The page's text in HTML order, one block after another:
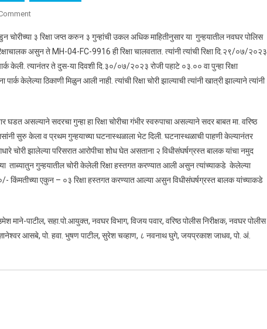
चोरीच्या ३ रिक्षा जप्त करुन ३ गुन्हांची उकल अधिक माहितीनुसार या गुन्हयातील नवघर पोलिस
असुन ते MH-04-FC-9916 ही रिक्षा चालवतात. त्यांनी त्यांची रिक्षा दि.२९/०७/२०२३
केली. त्यानंतर ते दुस-या दिवशी दि.३०/०७/२०२३ रोजी पहाटे ०३.०० वा पुन्हा रिक्षा
पार्क केलेल्या ठिकाणी मिळुन आली नाही. त्यांची रिक्षा चोरी झाल्याची त्यांनी खात्री झाल्याने त्यांनी
घडत असल्याने सदरचा गुन्हा हा रिक्षा चोरीचा गंभीर स्वरुपाचा असल्याने सदर बाबत मा. वरिष्ठ
सुरु केला व प्रथम गुन्हयाच्या घटनास्थळाला भेट दिली. घटनास्थळाची पाहणी केल्यानंतर
झालेल्या परिसरात आरोपीचा शोध घेत असताना २ विधीसंघर्षग्रस्त बालक यांचा नमुद
ताब्यातुन गुन्हयातील चोरी केलेली रिक्षा हस्तगत करण्यात आली असुन त्यांच्याकडे केलेल्या
एकुन – ०३ रिक्षा हस्तगत करण्यात आल्या असुन विधीसंघर्षग्रस्त बालक यांच्याकडे
पाटील, सहा.पो.आयुक्त, नवघर विभाग, विजय पवार, वरिष्ठ पोलीस निरीक्षक, नवघर पोलीस
ज्ञानेश्वर आसबे, पो. हवा. भुषण पाटील, सुरेश चव्हाण, ८ नवनाथ घुगे, जयप्रकाश जाधव, पो. अं.